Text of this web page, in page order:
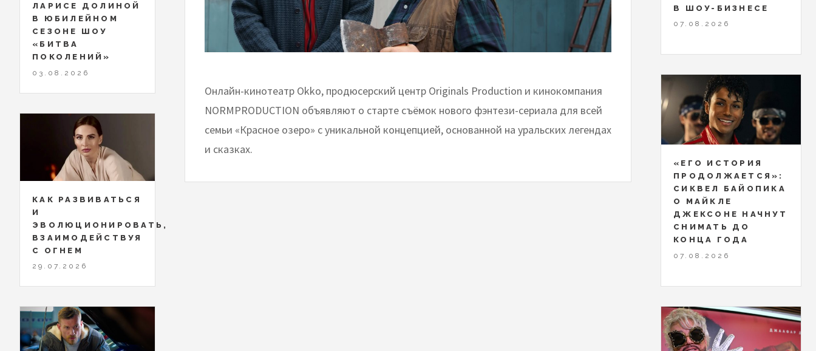
Онлайн-кинотеатр Okko, продюсерский центр Originals Production и кинокомпания
NORMPRODUCTION объявляют о старте съёмок нового фэнтези-сериала для всей
семьи «Красное озеро» с уникальной концепцией, основанной на уральских легендах
и сказках.
ЛАРИСЕ ДОЛИНОЙ
В ЮБИЛЕЙНОМ
СЕЗОНЕ ШОУ
«БИТВА
ПОКОЛЕНИЙ»
03.08.2026
КАК РАЗВИВАТЬСЯ
И
ЭВОЛЮЦИОНИРОВАТЬ,
ВЗАИМОДЕЙСТВУЯ
С ОГНЕМ
29.07.2026
В ШОУ-БИЗНЕСЕ
07.08.2026
«ЕГО ИСТОРИЯ
ПРОДОЛЖАЕТСЯ»:
СИКВЕЛ БАЙОПИКА
О МАЙКЛЕ
ДЖЕКСОНЕ НАЧНУТ
СНИМАТЬ ДО
КОНЦА ГОДА
07.08.2026